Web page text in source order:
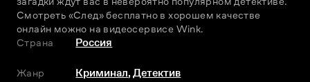
Смотреть «След» бесплатно в хорошем качестве
онлайн можно на видеосервисе Wink.
Страна
Россия
Жанр Криминал,Детектив